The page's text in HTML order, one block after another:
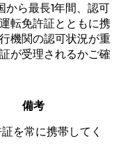
から最長1年間、認可
転免許証とともに携
機関の認可状況が重
が受理されるかご確
備考
を常に携帯してく